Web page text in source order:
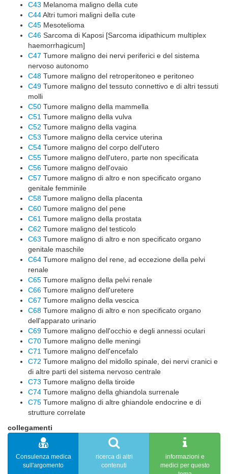
C43 Melanoma maligno della cute
C44Altri tumori maligni della cute
C45 Mesotelioma
C46 Sarcoma di Kaposi [Sarcoma idipathicum multiplex
haemorrhagicum]
C47 Tumore maligno dei nervi periferici e del sistema
nervoso autonomo
C48 Tumore maligno del retroperitoneo e peritoneo
C49 Tumore maligno del tessuto connettivo e di altri tessuti
molli
C50 Tumore maligno della mammella
C51 Tumore maligno della vulva
C52 Tumore maligno della vagina
C53 Tumore maligno della cervice uterina
C54 Tumore maligno del corpo dell'utero
C55 Tumore maligno dell'utero, parte non specificata
C56 Tumore maligno dell'ovaio
C57 Tumore maligno di altro e non specificato organo
genitale femminile
C58 Tumore maligno della placenta
C60 Tumore maligno del pene
C61 Tumore maligno della prostata
C62 Tumore maligno del testicolo
C63 Tumore maligno di altro e non specificato organo
genitale maschile
C64 Tumore maligno del rene, ad eccezione della pelvi
renale
C65 Tumore maligno della pelvi renale
C66 Tumore maligno dell'uretere
C67 Tumore maligno della vescica
C68 Tumore maligno di altro e non specificato organo
dell'apparato urinario
C69 Tumore maligno dell'occhio e degli annessi oculari
C70 Tumore maligno delle meningi
C71 Tumore maligno dell'encefalo
C72 Tumore maligno del midollo spinale, dei nervi cranici e
di altre parti del sistema nervoso centrale
C73 Tumore maligno della tiroide
C74 Tumore maligno della ghiandola surrenale
C75 Tumore maligno di altre ghiandole endocrine e di
strutture correlate
collegamenti
Consulenza medica
sull'argomento
ricerca di altri
contenuti
informazioni e
medici per questo